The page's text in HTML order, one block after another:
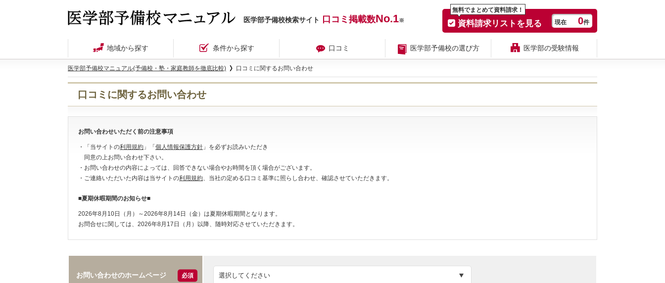
医学部予備校検索サイト 口コミ掲載数No.1※
無料でまとめて資料請求！
資料請求リストを見る 現在 0件
地域から探す 条件から探す 口コミ 医学部予備校の選び方 医学部の受験情報
医学部予備校マニュアル(予備校・塾・家庭教師を徹底比較) 口コミに関するお問い合わせ
口コミに関するお問い合わせ
お問い合わせいただく前の注意事項
・「当サイトの利用規約 」「 個人情報保護方針 」を必ずお読みいただき
同意の上お問い合わせ下さい。
・お問い合わせの内容によっては、回答できない場合やお時間を頂く場合がございます。
・ご連絡いただいた内容は当サイトの利用規約、当社の定める口コミ基準に照らし合わせ、確認させていただきます。
■夏期休暇期間のお知らせ■
2026年8月10日（月）～2026年8月14日（金）は夏期休暇期間となります。
お問合せに関しては、2026年8月17日（月）以降、随時対応させていただきます。
お問い合わせのホームページ 必須